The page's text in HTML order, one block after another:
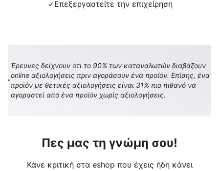
Επεξεργαστείτε την επιχείρηση
Έρευνες δείχνουν ότι το 90% των καταναλωτών διαβάζουν
online αξιολογήσεις πριν αγοράσουν ένα προϊόν. Επίσης, ένα
προϊόν με θετικές αξιολογήσεις είναι 31% πιο πιθανό να
αγοραστεί από ένα προϊόν χωρίς αξιολογήσεις.
Πες μας τη γνώμη σου!
Κάνε κριτική στα eshop που έχεις ήδη κάνει